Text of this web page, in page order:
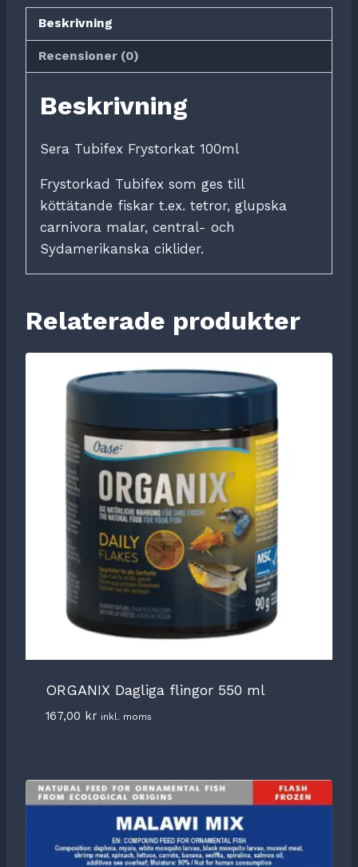
Beskrivning
Recensioner (0)
Beskrivning
Sera Tubifex Frystorkat 100ml
Frystorkad Tubifex som ges till
köttätande fiskar t.ex. tetror, glupska
carnivora malar, central- och
Sydamerikanska ciklider.
Relaterade produkter
ORGANIX Dagliga flingor 550 ml
167,00 kr inkl. moms